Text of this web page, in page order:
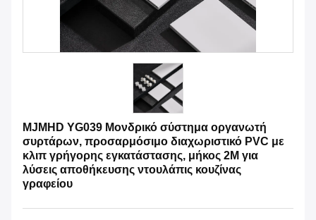
MJMHD YG039 Μονδρικό σύστημα οργανωτή
συρτάρων, προσαρμόσιμο διαχωριστικό PVC με
κλιπ γρήγορης εγκατάστασης, μήκος 2M για
λύσεις αποθήκευσης ντουλάπις κουζίνας
γραφείου